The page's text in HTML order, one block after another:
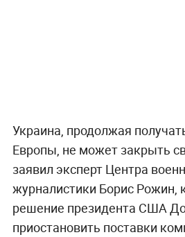
Украина, продолжая
Европы, не может закрыть
заявил эксперт Центра
журналистики Борис Рожин,
решение президента США
приостановить поставки